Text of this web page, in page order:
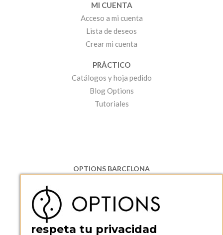
MI CUENTA
Acceso a mi cuenta
Lista de deseos
Crear mi cuenta
PRÁCTICO
Catálogos y hoja pedido
Blog Options
Tutoriales
OPTIONS BARCELONA
08130 Santa Perpetua de Moguda, Barcelona
ESPAñA
Teléfono:
+34 935 724 041
OPTIONS BARCELONA SHOWROOM
respeta tu privacidad